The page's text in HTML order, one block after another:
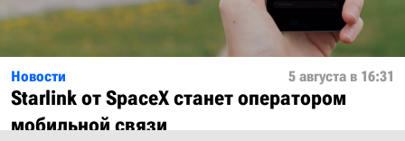
Новости 5 августа в 16:31
Starlink от SpaceX станет оператором
мобильной связи